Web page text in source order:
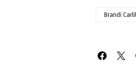
Brandi